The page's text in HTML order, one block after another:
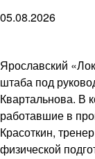
05.08.2026
Ярославский
штаба под
Квартальнова. В
работавшие в
Красоткин,
физической